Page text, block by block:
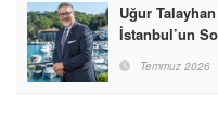
Uğur
İstanbul’un
Temmuz 2026